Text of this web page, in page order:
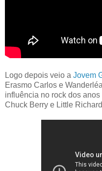
Logo depois veio a Jovem
Erasmo Carlos e
influência no rock dos
Chuck Berry e Little